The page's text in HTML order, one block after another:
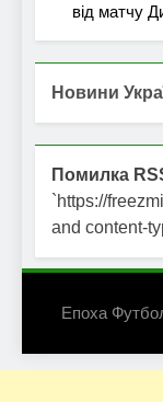
від матчу
Новини
Помилка
`https://
and content-
Епоха